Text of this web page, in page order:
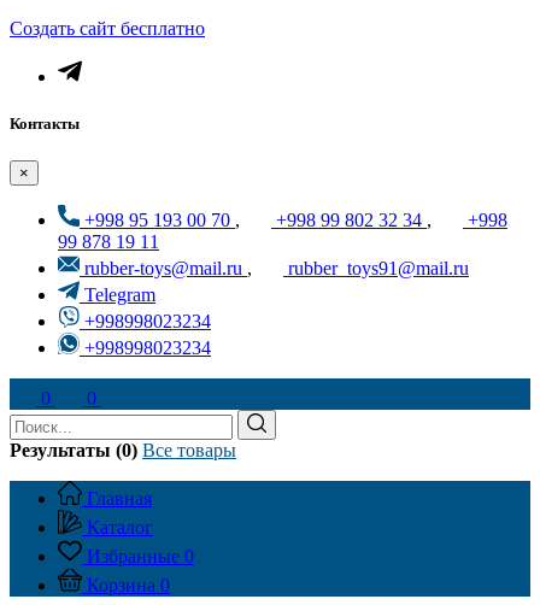
Создать cайт бесплатно
Контакты
×
+998 95 193 00 70 , +998 99 802 32 34 ,
+998
99 878 19 11
rubber-toys@mail.ru ,
rubber_toys91@mail.ru
Telegram
+998998023234
+998998023234
0 0
Результаты (0) Все товары
Главная
Каталог
Избранные 0
Корзина 0